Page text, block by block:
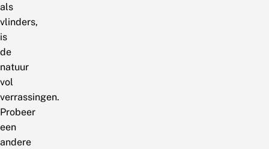
als
vlinders,
is
de
natuur
vol
verrassingen.
Probeer
een
andere